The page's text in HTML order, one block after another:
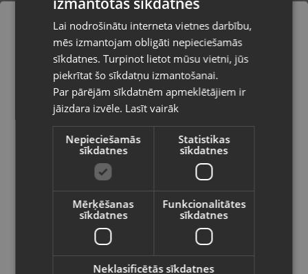
Samsung Galaxy S25 5G (SM-S931B)
128GB 12GB RAM
Tukums, Elizabetes iela 6
Stāvoklis Mazlietots (Garantija 12 mēneši)
445.00€
€ /mēn.
Samsung Galaxy A56 5G (SM-A566B)
Pasūtījumi tiks piegādāti uz
izvēlēto valsti
Vietnes saturs būs attēlots izvēlētajā
valodā
Valsts
Latviešu / Latvian
RUSSIAN
Lai nodrošinātu interneta vietnes darbību,
mēs izmantojam obligāti nepieciešamās
sīkdatnes. Turpinot lietot mūsu vietni, jūs
piekrītat šo sīkdatņu izmantošanai.
Par pārējām sīkdatnēm apmeklētājiem ir
jāizdara izvēle. Lasīt vairāk
Nepieciešamās
sīkdatnes
Statistikas
sīkdatnes
Mērķēšanas
sīkdatnes
Funkcionalitātes
sīkdatnes
Neklasificētās sīkdatnes